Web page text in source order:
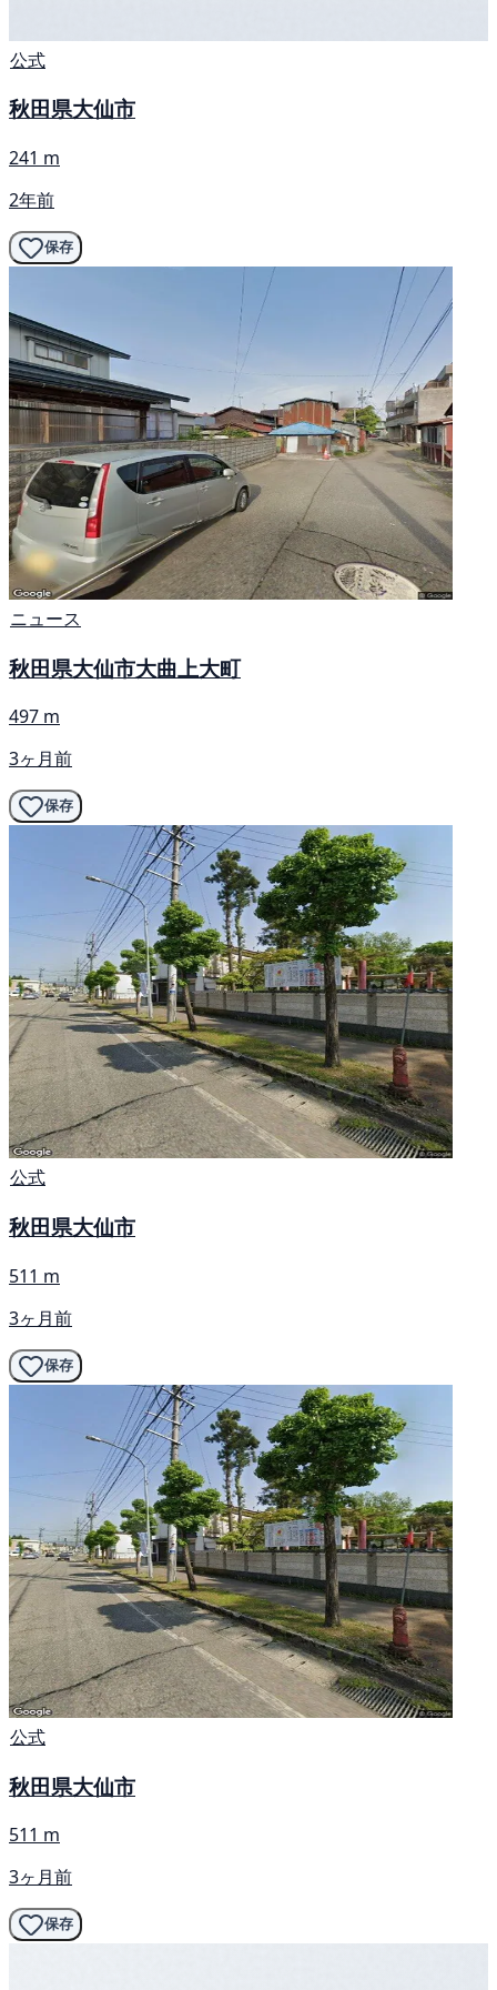
公式
秋田県大仙市
241 m
2年前
保存
ニュース
秋田県大仙市大曲上大町
497 m
3ヶ月前
保存
公式
秋田県大仙市
511 m
3ヶ月前
保存
公式
秋田県大仙市
511 m
3ヶ月前
保存